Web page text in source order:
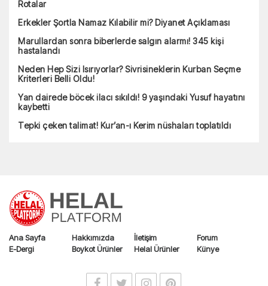
Rotalar
Erkekler Şortla Namaz Kılabilir mi? Diyanet Açıklaması
Marullardan sonra biberlerde salgın alarmı! 345 kişi
hastalandı
Neden Hep Sizi Isırıyorlar? Sivrisineklerin Kurban Seçme
Kriterleri Belli Oldu!
Yan dairede böcek ilacı sıkıldı! 9 yaşındaki Yusuf hayatını
kaybetti
Tepki çeken talimat! Kur’an-ı Kerim nüshaları toplatıldı
Ana Sayfa Hakkımızda İletişim
Forum
E-Dergi
Boykot Ürünler Helal Ürünler Künye